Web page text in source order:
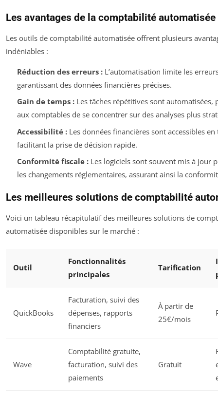
Les avantages de la comptabilité automatisée
Les outils de comptabilité automatisée offrent plusieurs
indéniables :
Réduction des erreurs :L’automatisation limite les
garantissant des données financières précises.
Gain de temps :Les tâches répétitives sont automatisées,
aux comptables de se concentrer sur des analyses plus
Accessibilité :Les données financières sont accessibles en
facilitant la prise de décision rapide.
Conformité fiscale :Les logiciels sont souvent mis à jour
les changements réglementaires, assurant ainsi la
Les meilleures solutions de comptabilité
Voici un tableau récapitulatif des meilleures solutions de
automatisée disponibles sur le marché :
Outil
Fonctionnalités
principales
Tarification
QuickBooks
Facturation, suivi des
dépenses, rapports
financiers
À partir de
25€/mois
Wave
Comptabilité gratuite,
facturation, suivi des
paiements
Gratuit